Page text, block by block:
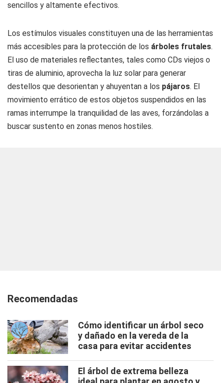
sencillos y altamente efectivos.
Los estímulos visuales constituyen una de las herramientas
más accesibles para la protección de los árboles frutales.
El uso de materiales reflectantes, tales como CDs viejos o
tiras de aluminio, aprovecha la luz solar para generar
destellos que desorientan y ahuyentan a los pájaros. El
movimiento errático de estos objetos suspendidos en las
ramas interrumpe la tranquilidad de las aves, forzándolas a
buscar sustento en zonas menos hostiles.
Recomendadas
Cómo identificar un árbol seco
y dañado en la vereda de la
casa para evitar accidentes
El árbol de extrema belleza